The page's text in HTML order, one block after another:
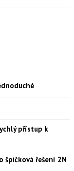
přístup k
řešení 2N